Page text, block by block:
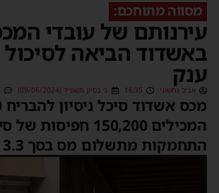
מסווה מתוחכם:
עירנותם של עובדי
באשדוד הביאה
ענק
אביב נחשוני 16:35 ג׳ בסיון תשפ״ד (09/06/2024)
המכילים 150,200
התחמקות מתשלום מס בסך 3.3 מיליון ₪